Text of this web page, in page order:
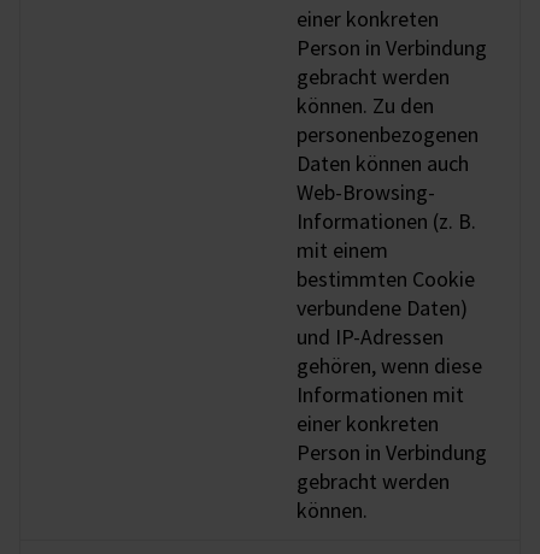
einer konkreten
Person in Verbindung
gebracht werden
können. Zu den
personenbezogenen
Daten können auch
Web-Browsing-
Informationen (z. B.
mit einem
bestimmten Cookie
verbundene Daten)
und IP-Adressen
gehören, wenn diese
Informationen mit
einer konkreten
Person in Verbindung
gebracht werden
können.